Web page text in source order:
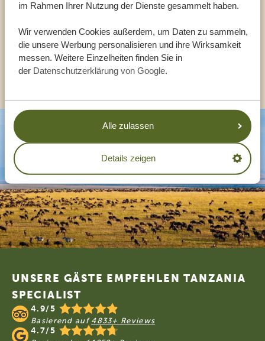
im Rahmen Ihrer Nutzung der Dienste gesammelt haben.
Wir verwenden Cookies außerdem, um Daten zu sammeln,
die unsere Werbung personalisieren und ihre Wirksamkeit
messen. Weitere Einzelheiten finden Sie in
der Datenschutzerklärung von Google.
Alle zulassen
Details zeigen
DE: +494087407061
ANDERE LÄNDER
Footer
UNSERE GÄSTE EMPFEHLEN TANZANIA
SPECIALIST
4.9/5
Basierend auf 4833+ Reviews
4.7/5